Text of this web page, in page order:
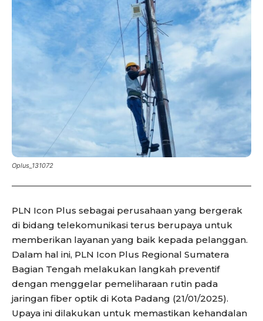
Oplus_131072
PLN Icon Plus sebagai perusahaan yang bergerak
di bidang telekomunikasi terus berupaya untuk
memberikan layanan yang baik kepada pelanggan.
Dalam hal ini, PLN Icon Plus Regional Sumatera
Bagian Tengah melakukan langkah preventif
dengan menggelar pemeliharaan rutin pada
jaringan fiber optik di Kota Padang (21/01/2025).
Upaya ini dilakukan untuk memastikan kehandalan